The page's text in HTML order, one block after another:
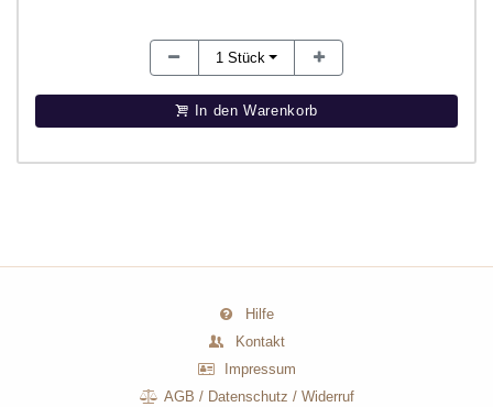
1 Stück
In den Warenkorb
Hilfe
Kontakt
Impressum
AGB / Datenschutz /Widerruf